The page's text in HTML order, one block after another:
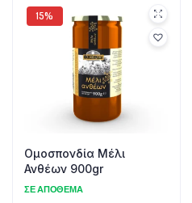
6.90 €.
15%
Ομοσπονδία Μέλι
Ανθέων 900gr
ΣΕ ΑΠΌΘΕΜΑ